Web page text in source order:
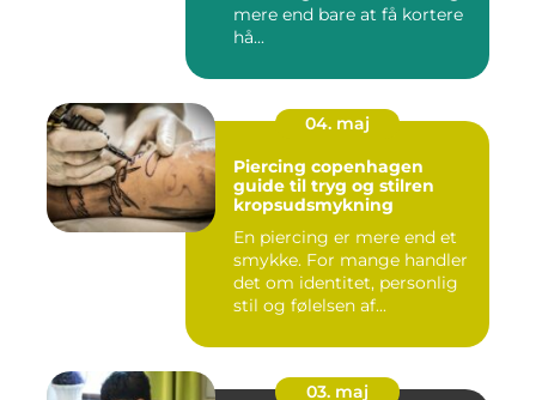
mere end bare at få kortere
hå...
04. maj
Piercing copenhagen
guide til tryg og stilren
kropsudsmykning
En piercing er mere end et
smykke. For mange handler
det om identitet, personlig
stil og følelsen af...
03. maj